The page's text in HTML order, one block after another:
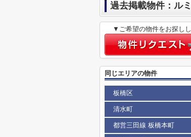
過去掲載物件：ル
▼ご希望の物件をお探し
同じエリアの物件
板橋区
清水町
都営三田線 板橋本町